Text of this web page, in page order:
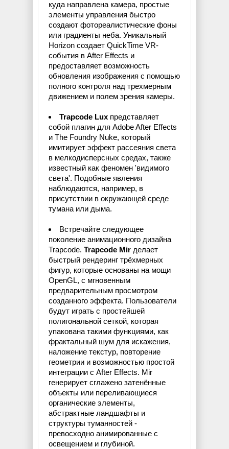
куда направлена камера, простые
элементы управления быстро
создают фотореалистические фоны
или градиенты неба. Уникальный
Horizon создает QuickTime VR-
события в After Effects и
предоставляет возможность
обновления изображения с помощью
полного контроля над трехмерным
движением и полем зрения камеры.
Trapcode Lux представляет
собой плагин для Adobe After Effects
и The Foundry Nuke, который
имитирует эффект рассеяния света
в мелкодисперсных средах, также
известный как феномен 'видимого
света'. Подобные явления
наблюдаются, например, в
присутствии в окружающей среде
тумана или дыма.
Встречайте следующее
поколение анимационного дизайна
Trapcode. Trapcode Mir делает
быстрый рендеринг трёхмерных
фигур, которые основаны на мощи
OpenGL, с мгновенным
предварительным просмотром
созданного эффекта. Пользователи
будут играть с простейшей
полигональной сеткой, которая
упакована такими функциями, как
фрактальный шум для искажения,
наложение текстур, повторение
геометрии и возможностью простой
интеграции с After Effects. Mir
генерирует сглажено затенённые
объекты или переливающиеся
органические элементы,
абстрактные ландшафты и
структуры туманностей -
превосходно анимированные с
освещением и глубиной.